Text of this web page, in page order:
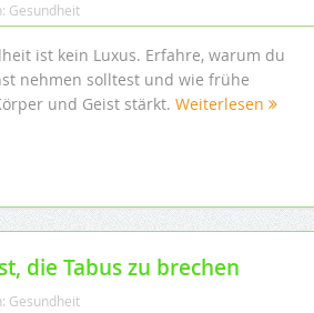
Gesundheit
ist kein Luxus. Erfahre, warum du
nehmen solltest und wie frühe
und Geist stärkt. Weiterlesen
die Tabus zu brechen
Gesundheit